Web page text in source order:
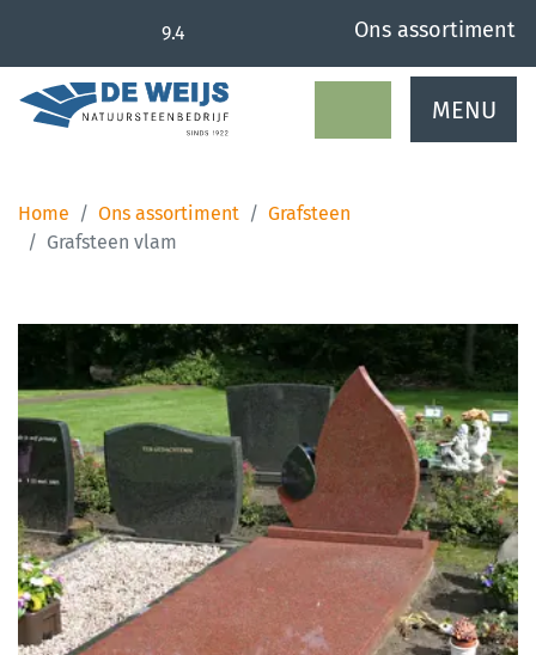
9.4 Ons assortiment
MENU
Home Ons assortiment
Grafsteen
Grafsteen vlam